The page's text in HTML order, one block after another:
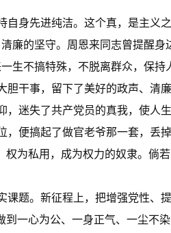
先进纯洁。这个真，是主义
廉的坚守。周恩来同志曾提醒
生不搞特殊，不脱离群众，保
干事，留下了美好的政声、清
失了共产党员的真我，使人
便搞起了做官老爷那一套，丢
为私用，成为权力的奴隶。倘
。新征程上，把增强党性、
一心为公、一身正气、一尘不